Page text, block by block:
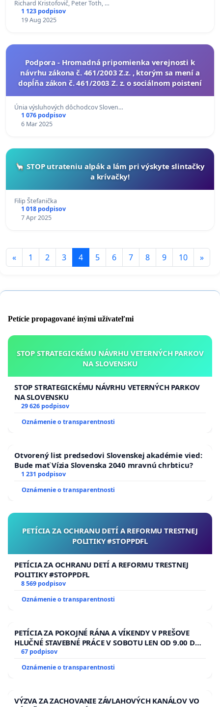
Richard Kristofovič, Peter Toth, …
1 123 podpisov
19 Aug 2025
Podpora - Hromadná pripomienka verejnosti k
návrhu zákona č. 461/2003 Z.z. , ktorým sa mení a
dopĺňa zákon č. 461/2003 Z. z. o sociálnom poistení
Únia výsluhových dôchodcov Sloven…
1 076 podpisov
6 Mar 2025
🦙 STOP utrateniu alpák a lám pri výskyte slintačky
a krívačky!
Filip Štefanička
1 018 podpisov
7 Apr 2025
« 1 2 3 4 5 6 7 8 9 10 »
Petície propagované inými užívateľmi
STOP STRATEGICKÉMU NÁVRHU VETERNÝCH PARKOV
NA SLOVENSKU
STOP STRATEGICKÉMU NÁVRHU VETERNÝCH PARKOV
NA SLOVENSKU
29 626 podpisov
Oznámenie o transparentnosti
Otvorený list predsedovi Slovenskej akadémie vied:
Bude mať Vízia Slovenska 2040 mravnú chrbticu?
1 231 podpisov
Oznámenie o transparentnosti
PETÍCIA ZA OCHRANU DETÍ A REFORMU TRESTNEJ
POLITIKY #STOPPDFL
PETÍCIA ZA OCHRANU DETÍ A REFORMU TRESTNEJ
POLITIKY #STOPPDFL
8 569 podpisov
Oznámenie o transparentnosti
PETÍCIA ZA POKOJNÉ RÁNA A VÍKENDY V PREŠOVE
HLUČNÉ STAVEBNÉ PRÁCE V SOBOTU LEN OD 9.00 DO
13.00 HOD., CEZ PRACOVNÝ TÝŽDEŇ CIEĽ 8.00 – 18.00
HOD. A PRAVIDELNÁ KONTROLA STAVBY C-AREA NA
ĎUMBIERSKEJ/MAGU
67 podpisov
Oznámenie o transparentnosti
VÝZVA ZA ZACHOVANIE ZÁVLAHOVÝCH KANÁLOV VO